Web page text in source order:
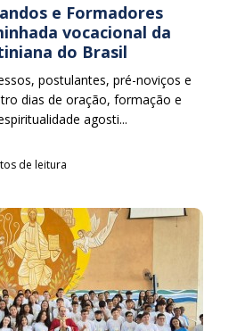
e Formadores
vocacional da
do Brasil
postulantes, pré-noviços e
dias de oração, formação e
agosti...
de leitura